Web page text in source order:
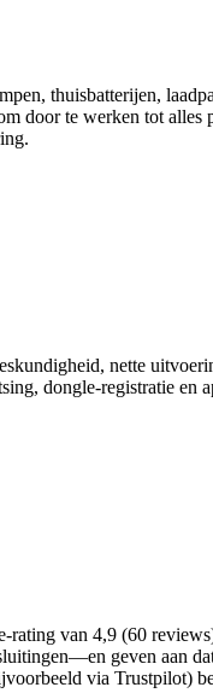
thuisbatterijen,
door te werken tot
nette
dongle-registratie
van 4,9 (60
geven aan
via Trustpilot)